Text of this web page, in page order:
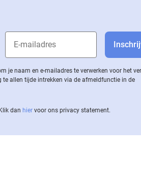
je naam en e-mailadres te verwerken voor het
allen tijde intrekken via de af­meld­func­tie in de
dan hier voor ons privacy statement.